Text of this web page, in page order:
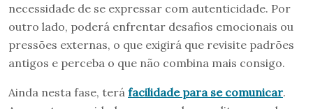
necessidade de se expressar com autenticidade. Por
outro lado, poderá enfrentar desafios emocionais ou
pressões externas, o que exigirá que revisite padrões
antigos e perceba o que não combina mais consigo.
Ainda nesta fase, terá facilidade para se comunicar.